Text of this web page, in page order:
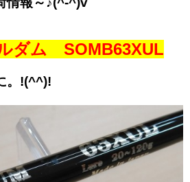
ム SOMB63XUL
。!(^^)!